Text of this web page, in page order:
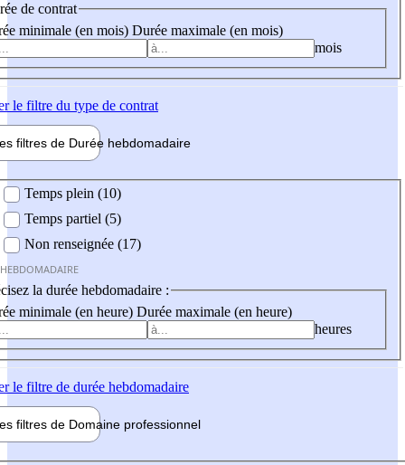
de contrat
minimale (en mois) Durée maximale (en mois)
mois
le filtre du type de contrat
filtres de Durée hebdomadaire
Temps plein (10)
Temps partiel (5)
Non renseignée (17)
la durée hebdomadaire :
minimale (en heure) Durée maximale (en heure)
heures
le filtre de durée hebdomadaire
filtres de Domaine professionnel